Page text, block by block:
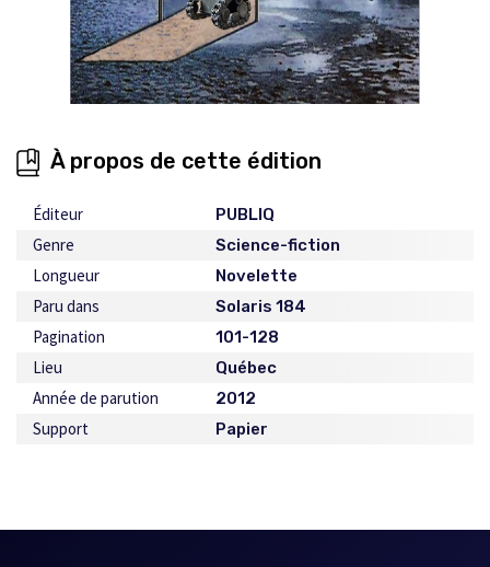
À propos de cette édition
Éditeur PUBLIQ
Genre Science-fiction
Longueur Novelette
Paru dans Solaris 184
Pagination 101-128
Lieu Québec
Année de parution 2012
Support Papier